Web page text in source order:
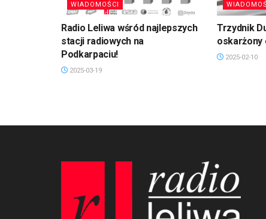
WIADOMOŚCI
Radio Leliwa wśród najlepszych
stacji radiowych na
Podkarpaciu!
2025-03-19
Trzydnik
oskarżony
2025-02-10